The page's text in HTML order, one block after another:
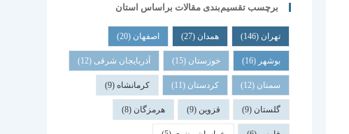
برچسب تقسیم‌بندی مقالات براساس استان
تهران (146) همدان (27) اصفهان (20)
بوشهر (16) خوزستان (15) آذربایجان شرقی (12)
سمنان (12) کردستان (11) کرمانشاه(9)
گلستان (9) قزوین (9) هرمزگان (8)